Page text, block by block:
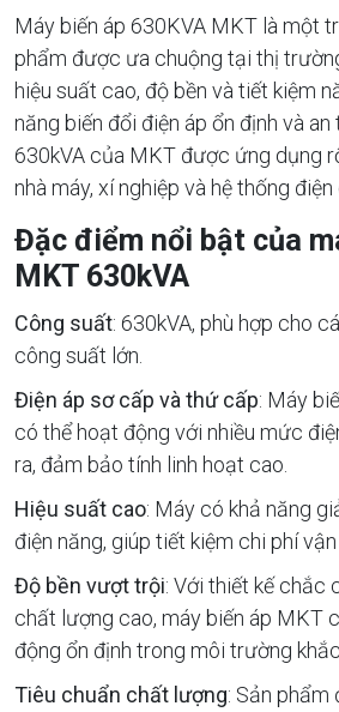
Máy biến áp 630KVA MKT là một
phẩm được ưa chuộng tại thị
hiệu suất cao, độ bền và tiết kiệm
năng biến đổi điện áp ổn định và an
630kVA của MKT được ứng dụng
nhà máy, xí nghiệp và hệ thống điện
Đặc điểm nổi bật của
MKT 630kVA
Công suất: 630kVA, phù hợp cho
công suất lớn.
Điện áp sơ cấp và thứ cấp: Máy
có thể hoạt động với nhiều mức
ra, đảm bảo tính linh hoạt cao.
Hiệu suất cao: Máy có khả năng
điện năng, giúp tiết kiệm chi phí vận
Độ bền vượt trội: Với thiết kế chắc
chất lượng cao, máy biến áp MKT
động ổn định trong môi trường
Tiêu chuẩn chất lượng: Sản phẩm